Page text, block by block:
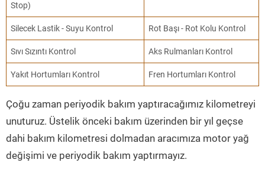
Stop)
Silecek Lastik - Suyu Kontrol Rot Başı - Rot Kolu Kontrol
Sıvı Sızıntı Kontrol Aks Rulmanları Kontrol
Yakıt Hortumları Kontrol Fren Hortumları Kontrol
Çoğu zaman periyodik bakım yaptıracağımız kilometreyi
unuturuz. Üstelik önceki bakım üzerinden bir yıl geçse
dahi bakım kilometresi dolmadan aracımıza motor yağ
değişimi ve periyodik bakım yaptırmayız.